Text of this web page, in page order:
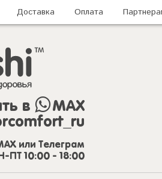
Доставка Оплата
в
MAX
или Телеграм
ПТ 10:00 - 18:00